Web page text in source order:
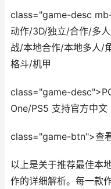
class="game-desc
动作/3D/独立/合作/多
战/本地合作/本地多人/
格斗/机甲
class="game-
One/PS5 支持官方中文
class="game-btn">查
以上是关于推荐最佳本
作的详细解析。每一款